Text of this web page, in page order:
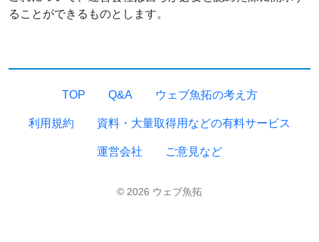
ることができるものとします。
TOP Q&A ウェブ魚拓の考え方
利用規約 資料・大量取得用などの有料サービス
運営会社 ご意見など
© 2026 ウェブ魚拓